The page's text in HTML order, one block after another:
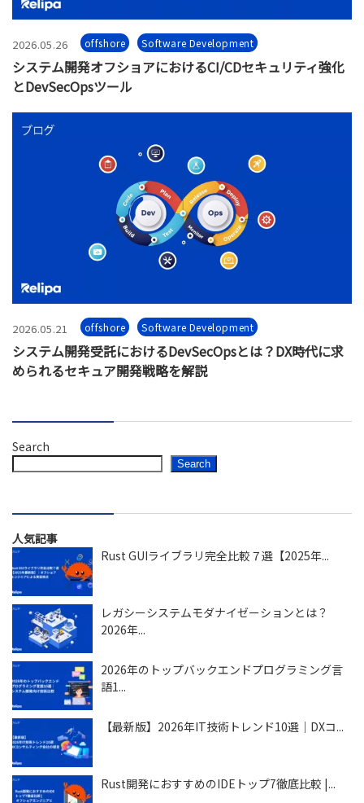
2026.05.26 offshore Software Development
システム開発オフショアにおけるCI/CDセキュリティ強化
とDevSecOpsツール
2026.05.21 offshore Software Development
システム開発受託におけるDevSecOpsとは？DX時代に求
められるセキュア開発戦略を解説
Search
Search
人気記事
Rust GUIライブラリ完全比較７選【2025年...
レガシーシステムモダナイゼーションとは？
2026年...
2026年のトップバックエンドプログラミング言
語1...
【最新版】2026年IT技術トレンド10選｜DXコ...
Rust開発におすすめのIDEトップ7徹底比較 |...